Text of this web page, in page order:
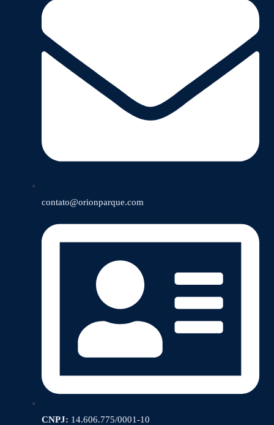
contato@orionparque.com
CNPJ: 14.606.775/0001-10